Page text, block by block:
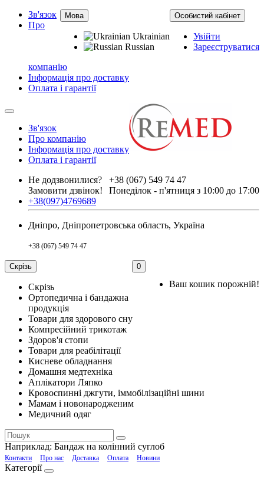
Особистий кабінет
Увійти
Зареєструватися
Мова
Ukrainian
Russian
Зв'язок
Про
компанію
Інформація про доставку
Оплата і гарантії
Зв'язок
Про компанію
Інформація про доставку
Оплата і гарантії
+38 (067) 549 74 47
Понеділок - п'ятниця з 10:00 до 17:00
Не додзвонилися?
Замовити дзвінок!
+38(097)4769689
Дніпро, Дніпропетровська область, Україна
+38 (067) 549 74 47
0
Ваш кошик порожній!
Скрізь
Скрізь
Ортопедична і бандажна
продукція
Товари для здорового сну
Компресійний трикотаж
Здоров'я стопи
Товари для реабілітації
Кисневе обладнання
Домашня медтехніка
Аплікатори Ляпко
Кровоспинні джгути, іммобілізаційні шини
Мамам і новонародженим
Медичний одяг
Наприклад: Бандаж на колінний суглоб
Контакти Про нас Доставка Оплата Новини
Категорії